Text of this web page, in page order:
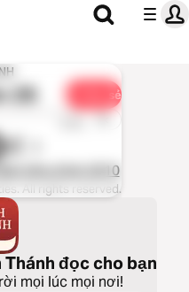
25 Chia sẻ
1x
Hiệu Đính 2010
All rights reserved.
đọc cho bạn
mọi lúc mọi nơi!